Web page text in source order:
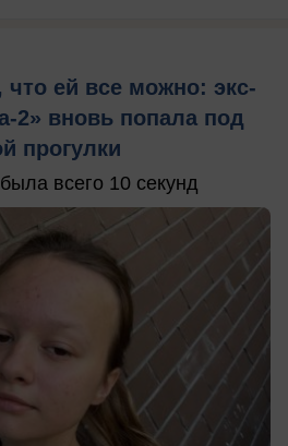
что ей все можно: экс-
2» вновь попала под
прогулки
всего 10 секунд